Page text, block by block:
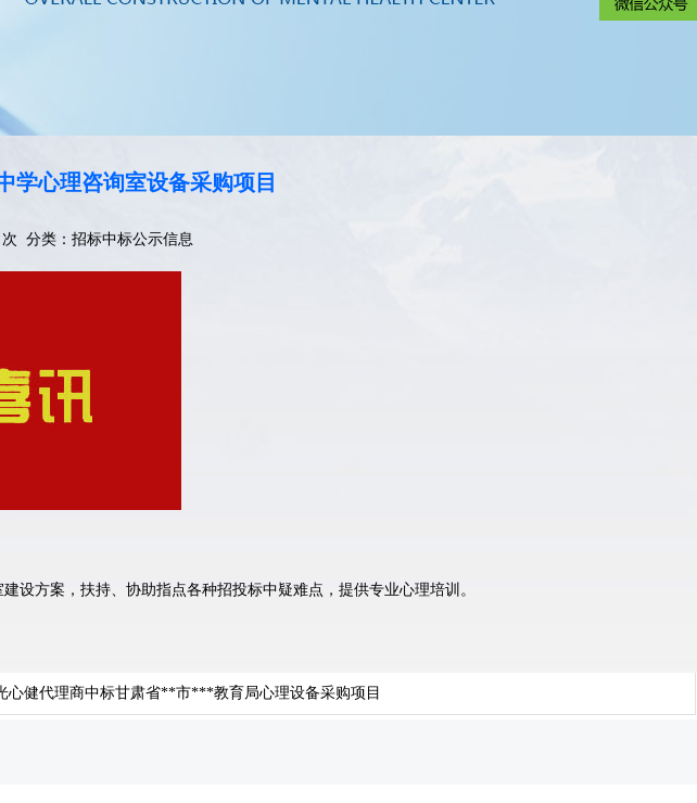
心理咨询室设备采购项目
分类： 招标中标公示信息
设方案，扶持、协助指点各种招投标中疑难点，提供专业心理培训。
心健代理商中标甘肃省**市***教育局心理设备采购项目